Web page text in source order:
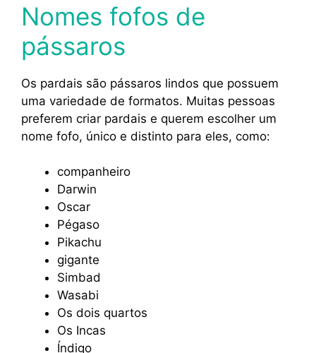
Nomes fofos de
pássaros
Os pardais são pássaros lindos que possuem
uma variedade de formatos. Muitas pessoas
preferem criar pardais e querem escolher um
nome fofo, único e distinto para eles, como:
companheiro
Darwin
Oscar
Pégaso
Pikachu
gigante
Simbad
Wasabi
Os dois quartos
Os Incas
Índigo